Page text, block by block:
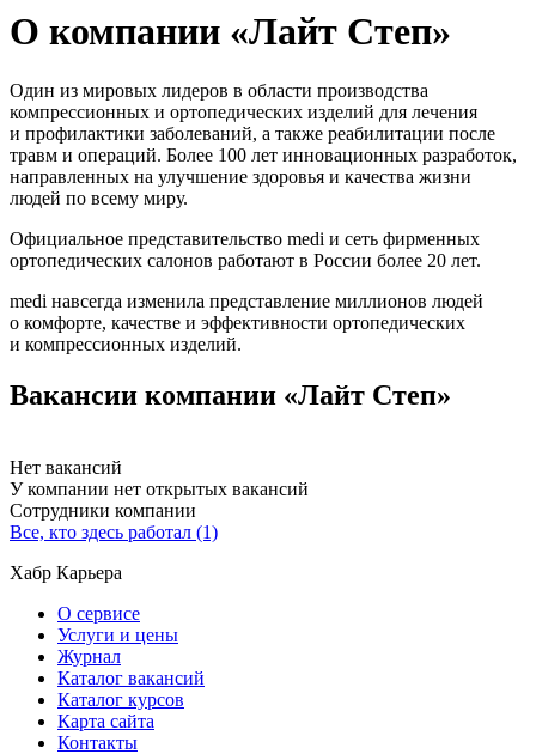
О компании «Лайт Степ»
Один из мировых лидеров в области производства
компрессионных и ортопедических изделий для лечения
и профилактики заболеваний, а также реабилитации после
травм и операций. Более 100 лет инновационных разработок,
направленных на улучшение здоровья и качества жизни
людей по всему миру.
Официальное представительство medi и сеть фирменных
ортопедических салонов работают в России более 20 лет.
medi навсегда изменила представление миллионов людей
о комфорте, качестве и эффективности ортопедических
и компрессионных изделий.
Вакансии компании «Лайт Степ»
Нет вакансий
У компании нет открытых вакансий
Сотрудники компании
Все, кто здесь работал (1)
Хабр Карьера
О сервисе
Услуги и цены
Журнал
Каталог вакансий
Каталог курсов
Карта сайта
Контакты